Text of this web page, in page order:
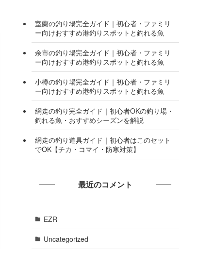
室蘭の釣り場完全ガイド｜初心者・ファミリ
ー向けおすすめ港釣りスポットと釣れる魚
余市の釣り場完全ガイド｜初心者・ファミリ
ー向けおすすめ港釣りスポットと釣れる魚
小樽の釣り場完全ガイド｜初心者・ファミリ
ー向けおすすめ港釣りスポットと釣れる魚
網走の釣り完全ガイド｜初心者OKの釣り場・
釣れる魚・おすすめシーズンを解説
網走の釣り道具ガイド｜初心者はこのセット
でOK【チカ・コマイ・防寒対策】
最近のコメント
EZR
Uncategorized